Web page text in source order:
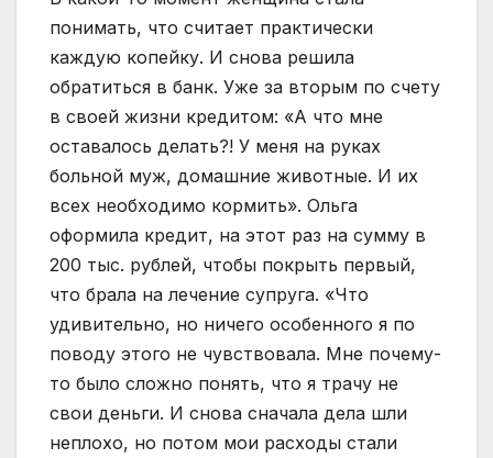
понимать, что считает практически
каждую копейку. И снова решила
обратиться в банк. Уже за вторым по счету
в своей жизни кредитом: «А что мне
оставалось делать?! У меня на руках
больной муж, домашние животные. И их
всех необходимо кормить». Ольга
оформила кредит, на этот раз на сумму в
200 тыс. рублей, чтобы покрыть первый,
что брала на лечение супруга. «Что
удивительно, но ничего особенного я по
поводу этого не чувствовала. Мне почему-
то было сложно понять, что я трачу не
свои деньги. И снова сначала дела шли
неплохо, но потом мои расходы стали